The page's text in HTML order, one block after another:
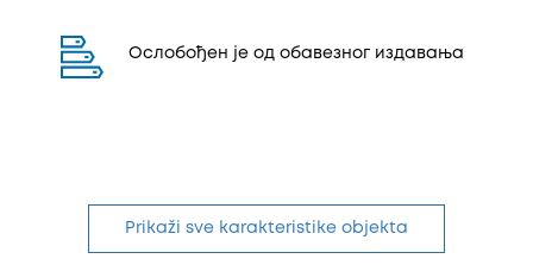
Ослобођен је од обавезног издавања
Prikaži sve karakteristike objekta